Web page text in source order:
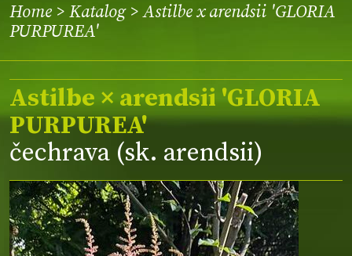
Home > Katalog> Astilbe x arendsii 'GLORIA
PURPUREA'
Astilbe × arendsii 'GLORIA
PURPUREA'
čechrava (sk. arendsii)